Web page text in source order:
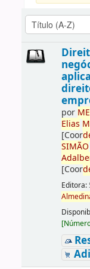
por ME
Elias
[Coor
SIMÃO
[Coor
Editora:
[